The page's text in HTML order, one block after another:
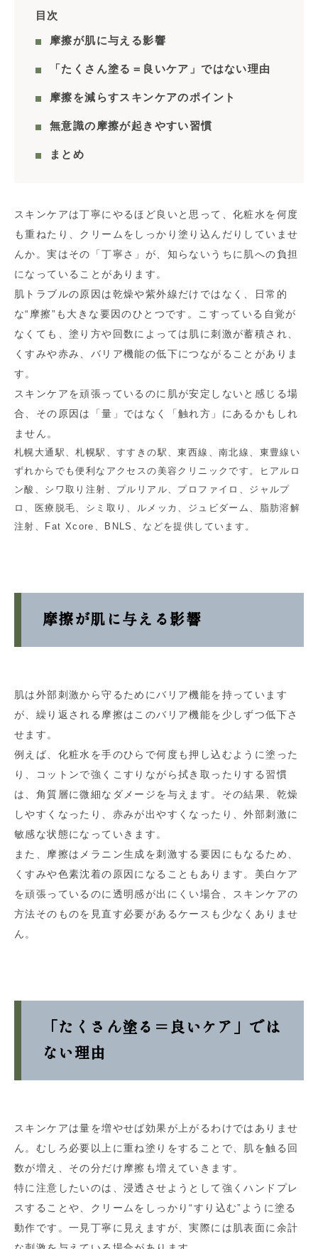
目次
摩擦が肌に与える影響
「たくさん塗る＝良いケア」ではない理由
摩擦を減らすスキンケアのポイント
無意識の摩擦が起きやすい習慣
まとめ
スキンケアは丁寧にやるほど良いと思って、化粧水を何度
も重ねたり、クリームをしっかり塗り込んだりしていませ
んか。実はその「丁寧さ」が、知らないうちに肌への負担
になっていることがあります。
肌トラブルの原因は乾燥や紫外線だけではなく、日常的
な“摩擦”も大きな要因のひとつです。こすっている自覚が
なくても、塗り方や回数によっては肌に刺激が蓄積され、
くすみや赤み、バリア機能の低下につながることがありま
す。
スキンケアを頑張っているのに肌が安定しないと感じる場
合、その原因は「量」ではなく「触れ方」にあるかもしれ
ません。
札幌大通駅、札幌駅、すすきの駅、東西線、南北線、東豊線い
ずれからでも便利なアクセスの美容クリニックです。ヒアルロ
ン酸、シワ取り注射、プルリアル、プロファイロ、ジャルプ
ロ、医療脱毛、シミ取り、ルメッカ、ジュビダーム、脂肪溶解
注射、Fat Xcore、BNLS、などを提供しています。
摩擦が肌に与える影響
肌は外部刺激から守るためにバリア機能を持っています
が、繰り返される摩擦はこのバリア機能を少しずつ低下さ
せます。
例えば、化粧水を手のひらで何度も押し込むように塗った
り、コットンで強くこすりながら拭き取ったりする習慣
は、角質層に微細なダメージを与えます。その結果、乾燥
しやすくなったり、赤みが出やすくなったり、外部刺激に
敏感な状態になっていきます。
また、摩擦はメラニン生成を刺激する要因にもなるため、
くすみや色素沈着の原因になることもあります。美白ケア
を頑張っているのに透明感が出にくい場合、スキンケアの
方法そのものを見直す必要があるケースも少なくありませ
ん。
「たくさん塗る＝良いケア」では
ない理由
スキンケアは量を増やせば効果が上がるわけではありませ
ん。むしろ必要以上に重ね塗りをすることで、肌を触る回
数が増え、その分だけ摩擦も増えていきます。
特に注意したいのは、浸透させようとして強くハンドプレ
スすることや、クリームをしっかり“すり込む”ように塗る
動作です。一見丁寧に見えますが、実際には肌表面に余計